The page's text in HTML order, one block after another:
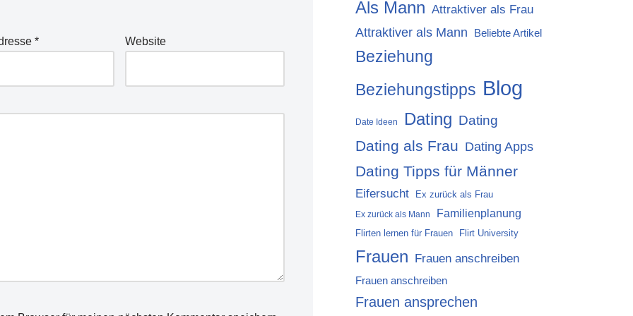
* Website
Als Mann Attraktiver als Frau
Attraktiver als Mann Beliebte Artikel
Beziehung
Beziehungstipps Blog
Date Ideen Dating Dating
Dating als Frau Dating Apps
Dating Tipps für Männer
Eifersucht Ex zurück als Frau
Ex zurück als Mann Familienplanung
Flirten lernen für Frauen Flirt University
Frauen Frauen anschreiben
Frauen anschreiben
Frauen ansprechen